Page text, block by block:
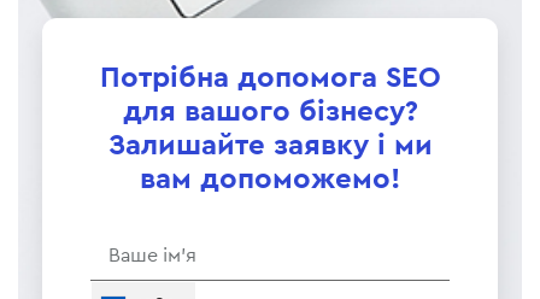
Потрібна допомога SEO
для вашого бізнесу?
Залишайте заявку і ми
вам допоможемо!